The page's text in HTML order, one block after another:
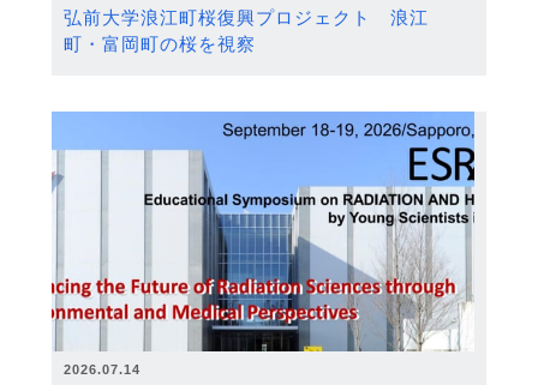
弘前大学浪江町桜復興プロジェクト 浪江
町・富岡町の桜を視察
2026.07.14